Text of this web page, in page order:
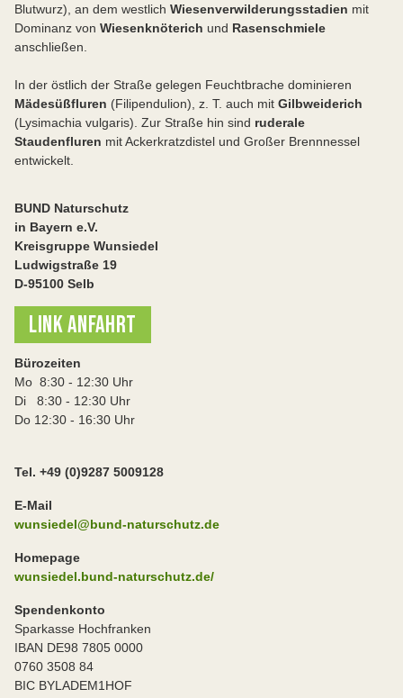
Blutwurz), an dem westlich Wiesenverwilderungsstadien mit
Dominanz von Wiesenknöterich und Rasenschmiele
anschließen.
In der östlich der Straße gelegen Feuchtbrache dominieren
Mädesüßfluren (Filipendulion), z. T. auch mit Gilbweiderich
(Lysimachia vulgaris). Zur Straße hin sind ruderale
Staudenfluren mit Ackerkratzdistel und Großer Brennnessel
entwickelt.
BUND Naturschutz
in Bayern e.V.
Kreisgruppe Wunsiedel
Ludwigstraße 19
D-95100 Selb
LINK ANFAHRT
Bürozeiten
Mo 8:30 - 12:30 Uhr
Di 8:30 - 12:30 Uhr
Do 12:30 - 16:30 Uhr
Tel. +49 (0)9287 5009128
E-Mail
wunsiedel@bund-naturschutz.de
Homepage
wunsiedel.bund-naturschutz.de/
Spendenkonto
Sparkasse Hochfranken
IBAN DE98 7805 0000
0760 3508 84
BIC BYLADEM1HOF